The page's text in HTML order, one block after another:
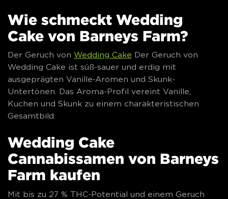
Wie schmeckt Wedding
Cake von Barneys Farm?
Der Geruch von Wedding Cake Der Geruch von
Wedding Cake ist süß-sauer und erdig mit
ausgeprägten Vanille-Aromen und Skunk-
Untertönen. Das Aroma-Profil vereint Vanille,
Kuchen und Skunk zu einem charakteristischen
Gesamtbild.
Wedding Cake
Cannabissamen von Barneys
Farm kaufen
Mit bis zu 27 % THC-Potential und einem Geruch